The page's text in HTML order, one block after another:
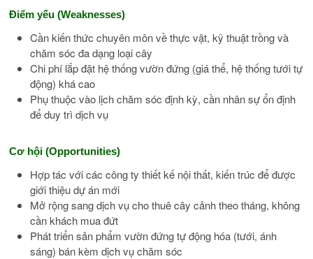
Điểm yếu (Weaknesses)
Cần kiến thức chuyên môn về thực vật, kỹ thuật trồng và
chăm sóc đa dạng loại cây
Chi phí lắp đặt hệ thống vườn đứng (giá thể, hệ thống tưới tự
động) khá cao
Phụ thuộc vào lịch chăm sóc định kỳ, cần nhân sự ổn định
để duy trì dịch vụ
Cơ hội (Opportunities)
Hợp tác với các công ty thiết kế nội thất, kiến trúc để được
giới thiệu dự án mới
Mở rộng sang dịch vụ cho thuê cây cảnh theo tháng, không
cần khách mua đứt
Phát triển sản phẩm vườn đứng tự động hóa (tưới, ánh
sáng) bán kèm dịch vụ chăm sóc